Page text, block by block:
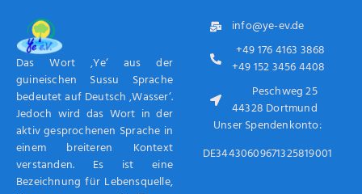
Das Wort ‚Ye‘ aus der
guineischen Sussu Sprache
bedeutet auf Deutsch ‚Wasser‘.
Jedoch wird das Wort in der
aktiv gesprochenen Sprache in
einem breiteren Kontext
verstanden. Es ist eine
Bezeichnung für Lebensquelle,
info@ye-ev.de
+49 176 4163 3868
+49 152 3456 4408
Peschweg 25
44328 Dortmund
Unser Spendenkonto:
DE34430609671325819001